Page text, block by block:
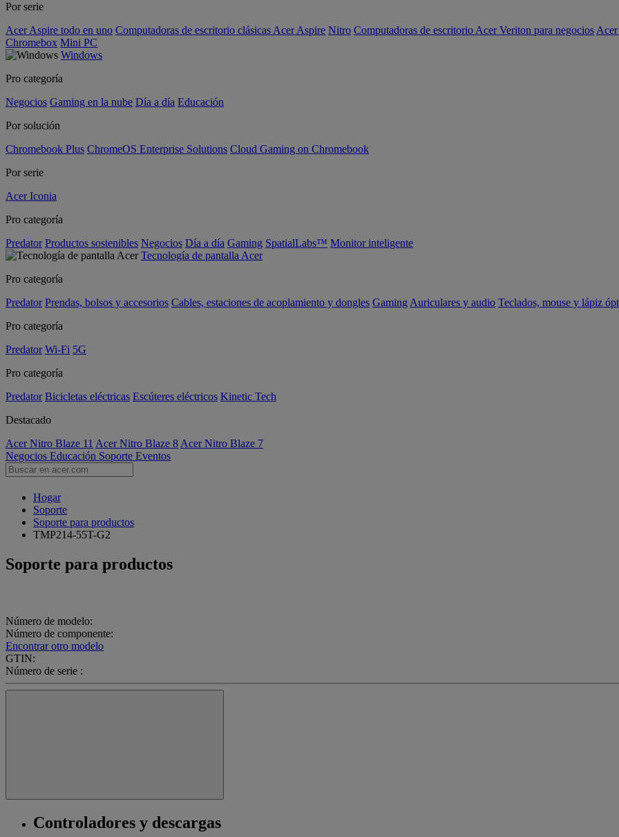
Por serie
Acer Aspire todo en uno Computadoras de escritorio clásicas Acer Aspire Nitro Computadoras de escritorio Acer Veriton para negocios
Chromebox Mini PC
Windows
Pro categoría
Negocios Gaming en la nube Día a día Educación
Por solución
Chromebook Plus ChromeOS Enterprise Solutions Cloud Gaming on Chromebook
Por serie
Acer Iconia
Pro categoría
Predator Productos sostenibles Negocios Día a día Gaming SpatialLabs™ Monitor inteligente
Tecnología de pantalla Acer
Pro categoría
Predator Prendas, bolsos y accesorios Cables, estaciones de acoplamiento y dongles Gaming Auriculares y audio Teclados, mouse y lápiz
Pro categoría
Predator Wi-Fi 5G
Pro categoría
Predator Bicicletas eléctricas Escúteres eléctricos Kinetic Tech
Destacado
Acer Nitro Blaze 11 Acer Nitro Blaze 8 Acer Nitro Blaze 7
Negocios Educación Soporte Eventos
Hogar
Soporte
Soporte para productos
TMP214-55T-G2
Soporte para productos
Número de modelo:
Número de componente:
Encontrar otro modelo
GTIN:
Número de serie :
Controladores y descargas